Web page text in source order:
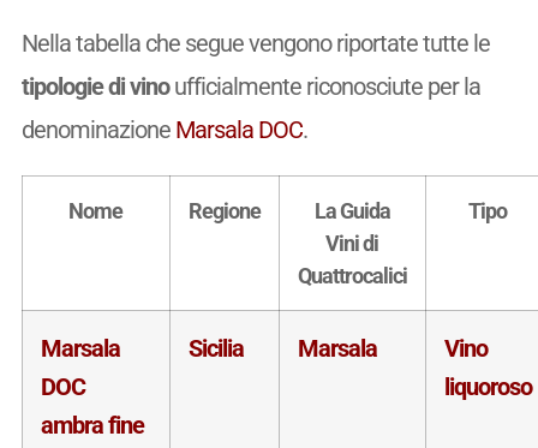
Nella tabella che segue vengono riportate tutte le
tipologie di vinoufficialmente riconosciute per la
denominazione Marsala DOC.
Nome Regione
La Guida
Vini di
Quattrocalici
Tipo
Marsala
DOC
ambra fine
Sicilia Marsala
Vino
liquoroso